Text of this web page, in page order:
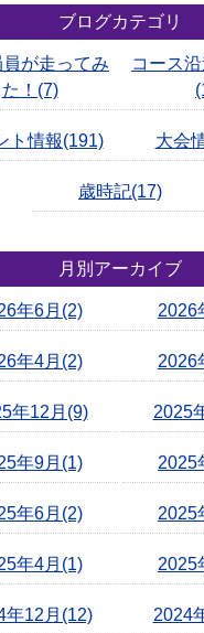
ブログカテゴリ
が走ってみ
た！(7)
コース
ト情報(191) 大会
歳時記(17)
月別アーカイブ
年6月(2) 2026
年4月(2) 2026
年12月(9) 2025
年9月(1) 2025
年6月(2) 2025
年4月(1) 2025
年12月(12) 2024